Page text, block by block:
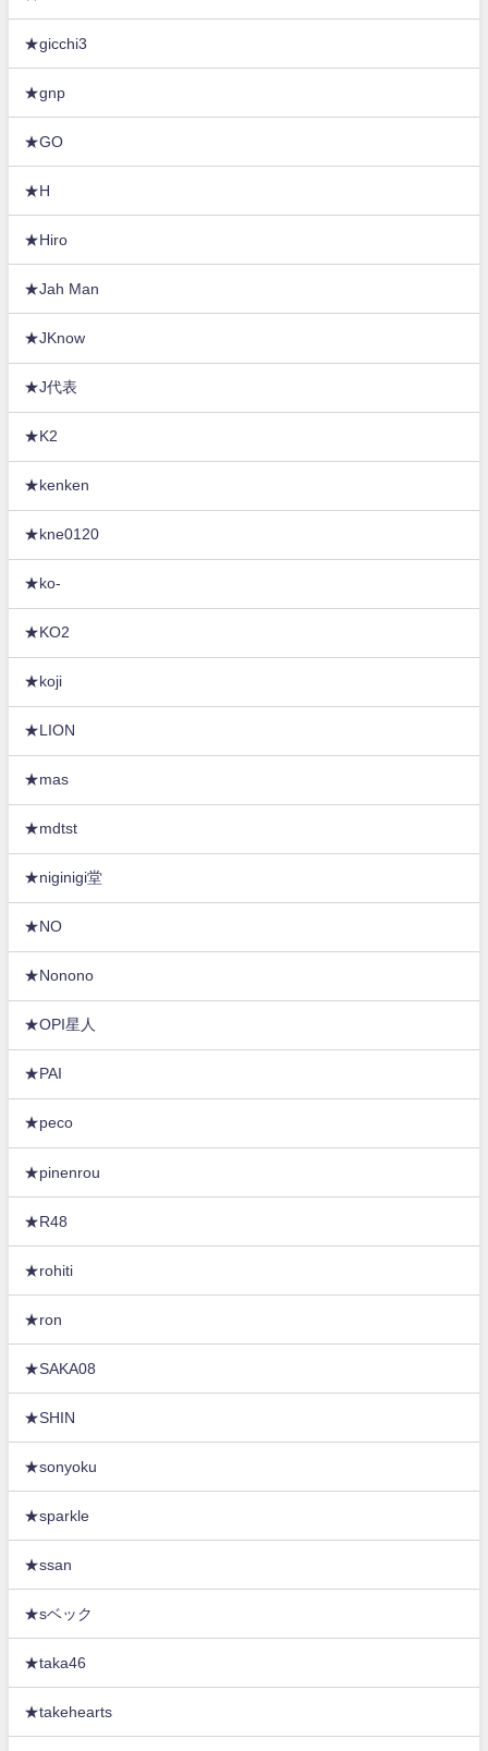
★gicchi3
★gnp
★GO
★H
★Hiro
★Jah Man
★JKnow
★J代表
★K2
★kenken
★kne0120
★ko-
★KO2
★koji
★LION
★mas
★mdtst
★niginigi堂
★NO
★Nonono
★OPI星人
★PAI
★peco
★pinenrou
★R48
★rohiti
★ron
★SAKA08
★SHIN
★sonyoku
★sparkle
★ssan
★sベック
★taka46
★takehearts